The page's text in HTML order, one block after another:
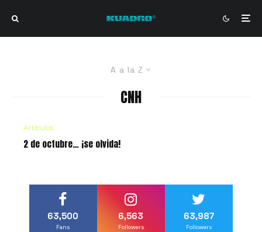
A a la Z
CNH
Artículos
2 de octubre… ¡se olvida!
63,500
Fans
6,563
Followers
63,987
Followers